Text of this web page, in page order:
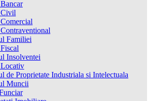
Familiei
Insolventei
de Proprietate Industriala si Intelectuala
Muncii